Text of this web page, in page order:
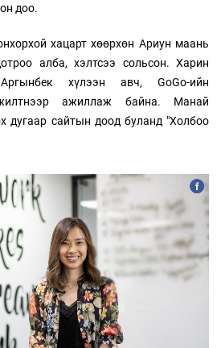
доо.
хацарт хөөрхөн Ариун маань
алба, хэлтсээ сольсон. Харин
хүлээн авч, GoGo-ийн
ажиллаж байна. Манай
дугаар сайтын доод буланд "Холбоо